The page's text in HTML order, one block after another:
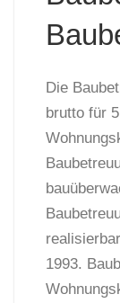
Die
brutto für
1993.